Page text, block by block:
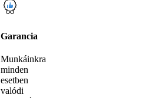
Garancia
Munkáinkra
minden
esetben
valódi